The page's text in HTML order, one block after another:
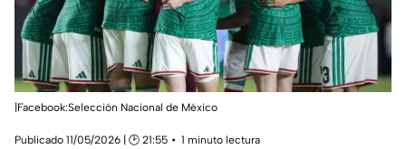
|Facebook:Selección Nacional de México
Publicado 11/05/2026 | 🕑 21:55
1 minuto lectura